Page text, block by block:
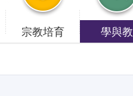
宗教培育 學與教